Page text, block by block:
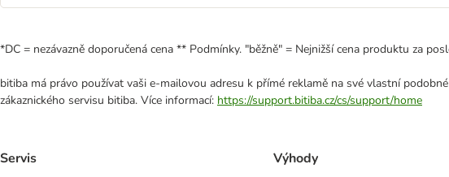
*DC = nezávazně doporučená cena ** Podmínky. "běžně" = Nejnižší cena produktu za
bitiba má právo používat vaši e-mailovou adresu k přímé reklamě na své vlastní
zákaznického servisu bitiba. Více informací: https://support.bitiba.cz/cs/support/home
Servis Výhody